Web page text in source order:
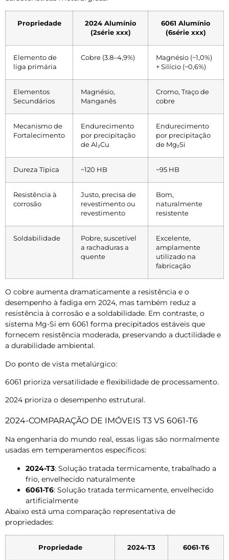
Propriedade
2024 Alumínio
(2série xxx)
6061 Alumínio
(6série xxx)
Elemento de
liga primária
Cobre (3.8–4,9%)
Magnésio (~1,0%)
+ Silício (~0,6%)
Elementos
Secundários
Magnésio,
Manganês
Cromo, Traço de
cobre
Mecanismo de
Fortalecimento
Endurecimento
por precipitação
de Al₂Cu
Endurecimento
por precipitação
de Mg₂Si
Dureza Típica ~120 HB ~95 HB
Resistência à
corrosão
Justo, precisa de
revestimento ou
revestimento
Bom,
naturalmente
resistente
Soldabilidade
Pobre, suscetível
a rachaduras a
quente
Excelente,
amplamente
utilizado na
fabricação
O cobre aumenta dramaticamente a resistência e o
desempenho à fadiga em 2024, mas também reduz a
resistência à corrosão e a soldabilidade. Em contraste, o
sistema Mg-Si em 6061 forma precipitados estáveis ​​que
fornecem resistência moderada, preservando a ductilidade e
a durabilidade ambiental.
Do ponto de vista metalúrgico:
6061 prioriza versatilidade e flexibilidade de processamento.
2024 prioriza o desempenho estrutural.
2024-COMPARAÇÃO DE IMÓVEIS T3 VS 6061-T6
Na engenharia do mundo real, essas ligas são normalmente
usadas em temperamentos específicos:
2024-T3: Solução tratada termicamente, trabalhado a
frio, envelhecido naturalmente
6061-T6: Solução tratada termicamente, envelhecido
artificialmente
Abaixo está uma comparação representativa de
propriedades:
Propriedade 2024-T3 6061-T6